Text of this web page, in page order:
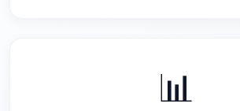
📊